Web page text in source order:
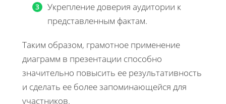
Укрепление доверия аудитории к
представленным фактам.
Таким образом, грамотное применение
диаграмм в презентации способно
значительно повысить ее результативность
и сделать ее более запоминающейся для
участников.